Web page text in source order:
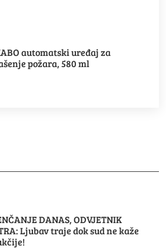
automatski uređaj za
požara, 580 ml
DANAS, ODVJETNIK
Ljubav traje dok sud ne kaže